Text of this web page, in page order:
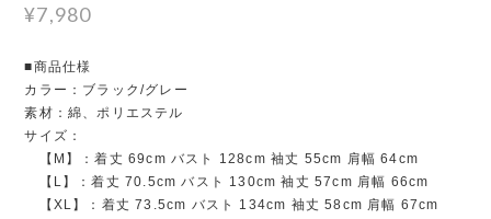
¥7,980
■商品仕様
カラー：ブラック/グレー
素材：綿、ポリエステル
サイズ：
【M】：着丈 69cm バスト 128cm 袖丈 55cm 肩幅 64cm
【L】：着丈 70.5cm バスト 130cm 袖丈 57cm 肩幅 66cm
【XL】：着丈 73.5cm バスト 134cm 袖丈 58cm 肩幅 67cm